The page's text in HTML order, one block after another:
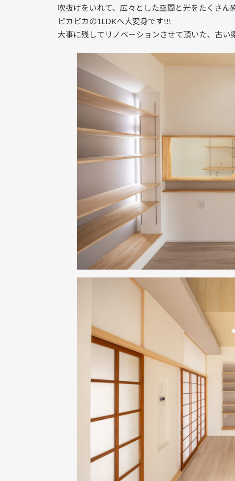
吹抜けをいれて、広々とした空間と光をたくさん
ピカピカの1LDKへ大変身です!!!
大事に残してリノベーションさせて頂いた、古い